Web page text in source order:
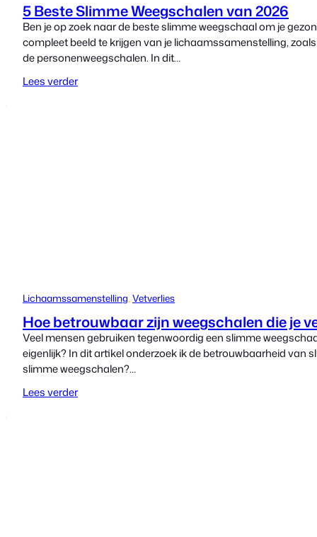
5 Beste Slimme Weegschalen van 2026
Ben je op zoek naar de beste slimme weegschaal om je
compleet beeld te krijgen van je lichaamssamenstelling,
de personenweegschalen. In dit…
Lees verder
Lichaamssamenstelling Vetverlies
Hoe betrouwbaar zijn weegschalen die je
Veel mensen gebruiken tegenwoordig een slimme
eigenlijk? In dit artikel onderzoek ik de betrouwbaarheid van
slimme weegschalen?…
Lees verder